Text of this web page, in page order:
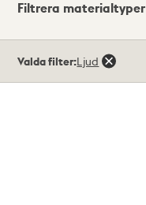
Visningsläge
Filtrera materialtyper
träffar
Valda filter:Ljud